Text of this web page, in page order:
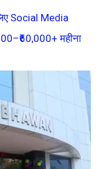
Social Media
महीना